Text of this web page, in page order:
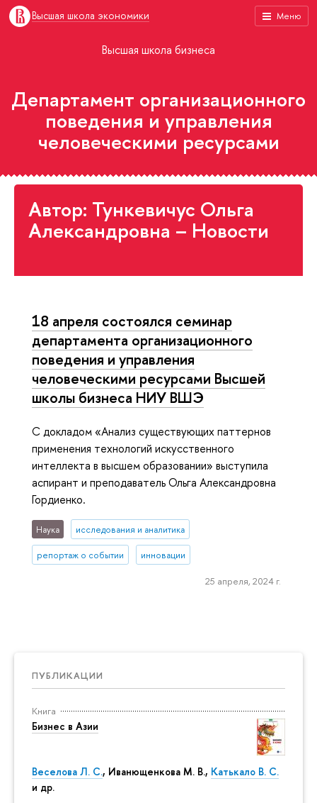
Меню
Высшая школа экономики
ПУБЛИКАЦИИ
Книга
Бизнес в Азии
Веселова Л. С., Иванющенкова М. В., Катькало В. С.
и др.
Высшая школа бизнеса
Департамент организационного
поведения и управления
человеческими ресурсами
Автор: Тункевичус Ольга
Александровна – Новости
18 апреля состоялся семинар
департамента организационного
поведения и управления
человеческими ресурсами Высшей
школы бизнеса НИУ ВШЭ
С докладом «Анализ существующих паттернов
применения технологий искусственного
интеллекта в высшем образовании» выступила
аспирант и преподаватель Ольга Александровна
Гордиенко.
Наука исследования и аналитика
репортаж о событии инновации
25 апреля, 2024 г.